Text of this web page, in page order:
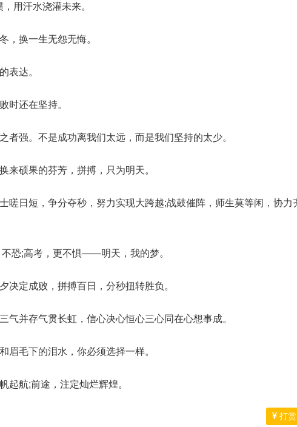
用汗水浇灌未来。
，换一生无怨无悔。
表达。
时还在坚持。
者强。不是成功离我们太远，而是我们坚持的太少。
来硕果的芬芳，拼搏，只为明天。
嗟日短，争分夺秒，努力实现大跨越;战鼓催阵，师生莫等闲，协力
恐;高考，更不惧——明天，我的梦。
决定成败，拼搏百日，分秒扭转胜负。
气并存气贯长虹，信心决心恒心三心同在心想事成。
眉毛下的泪水，你必须选择一样。
起航;前途，注定灿烂辉煌。
打赏